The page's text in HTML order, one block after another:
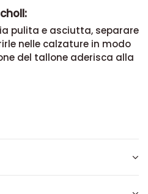
pulita e asciutta, separare
nelle calzature in modo
del tallone aderisca alla